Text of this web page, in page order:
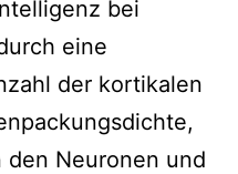
bei
eine
der kortikalen
den Neuronen und